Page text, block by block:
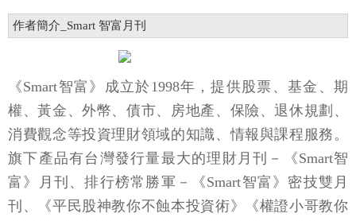
作者簡介_Smart 智富月刊
《Smart智富》成立於1998年，提供股票、基金、期
權、黃金、外幣、債市、房地產、保險、退休規劃、
消費觀念等投資理財領域的知識、情報與課程服務。
旗下產品有台灣發行量最大的理財月刊－《Smart智
富》月刊、排行榜常勝軍－《Smart智富》密技雙月
刊、《平民股神教你不蝕本投資術》《權證小哥教你